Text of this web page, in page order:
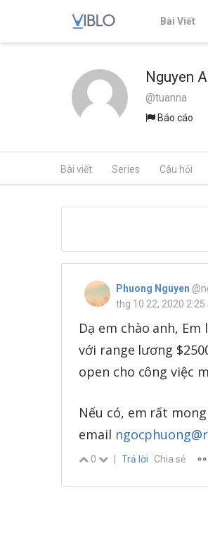
Bài Viết
Nguyen
@tuanna
Báo cáo
Bài viết Series Câu hỏi
Phuong Nguyen
thg 10 22, 2020 2:25
Dạ em chào anh,
với range lương
open cho công việc
Nếu có, em rất
email
0 Trả lời Chia sẻ